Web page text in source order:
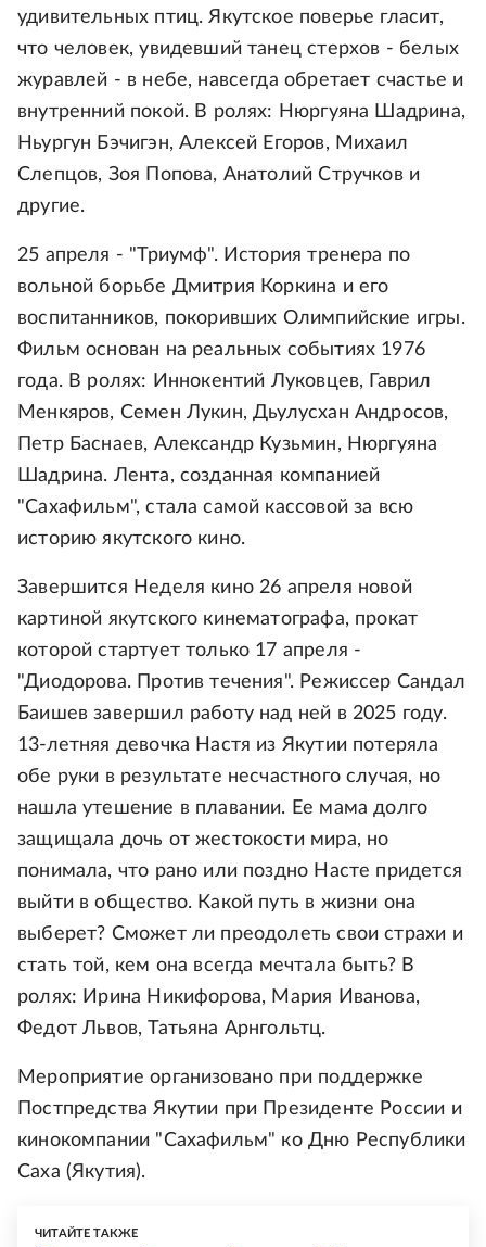
удивительных птиц. Якутское поверье гласит,
что человек, увидевший танец стерхов - белых
журавлей - в небе, навсегда обретает счастье и
внутренний покой. В ролях: Нюргуяна Шадрина,
Ньургун Бэчигэн, Алексей Егоров, Михаил
Слепцов, Зоя Попова, Анатолий Стручков и
другие.
25 апреля - "Триумф". История тренера по
вольной борьбе Дмитрия Коркина и его
воспитанников, покоривших Олимпийские игры.
Фильм основан на реальных событиях 1976
года. В ролях: Иннокентий Луковцев, Гаврил
Менкяров, Семен Лукин, Дьулусхан Андросов,
Петр Баснаев, Александр Кузьмин, Нюргуяна
Шадрина. Лента, созданная компанией
"Сахафильм", стала самой кассовой за всю
историю якутского кино.
Завершится Неделя кино 26 апреля новой
картиной якутского кинематографа, прокат
которой стартует только 17 апреля -
"Диодорова. Против течения". Режиссер Сандал
Баишев завершил работу над ней в 2025 году.
13-летняя девочка Настя из Якутии потеряла
обе руки в результате несчастного случая, но
нашла утешение в плавании. Ее мама долго
защищала дочь от жестокости мира, но
понимала, что рано или поздно Насте придется
выйти в общество. Какой путь в жизни она
выберет? Сможет ли преодолеть свои страхи и
стать той, кем она всегда мечтала быть? В
ролях: Ирина Никифорова, Мария Иванова,
Федот Львов, Татьяна Арнгольтц.
Мероприятие организовано при поддержке
Постпредства Якутии при Президенте России и
кинокомпании "Сахафильм" ко Дню Республики
Саха (Якутия).
ЧИТАЙТЕ ТАКЖЕ